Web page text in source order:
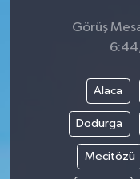
Görüş
Alaca
Dodurga
Mecitözü